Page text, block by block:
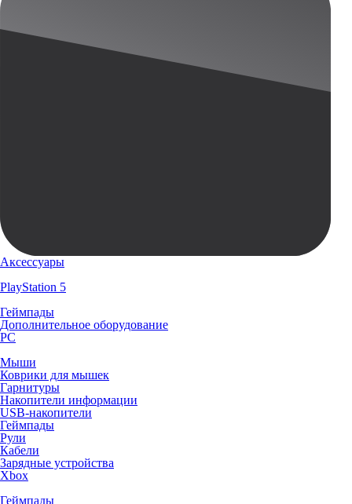
Аксессуары
PlayStation 5
Геймпады
Дополнительное оборудование
PC
Мыши
Коврики для мышек
Гарнитуры
Накопители информации
USB-накопители
Геймпады
Рули
Кабели
Зарядные устройства
Xbox
Геймпады